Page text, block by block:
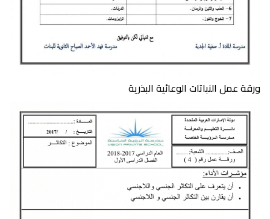
ورقة عمل النباتات الوعائية البذرية